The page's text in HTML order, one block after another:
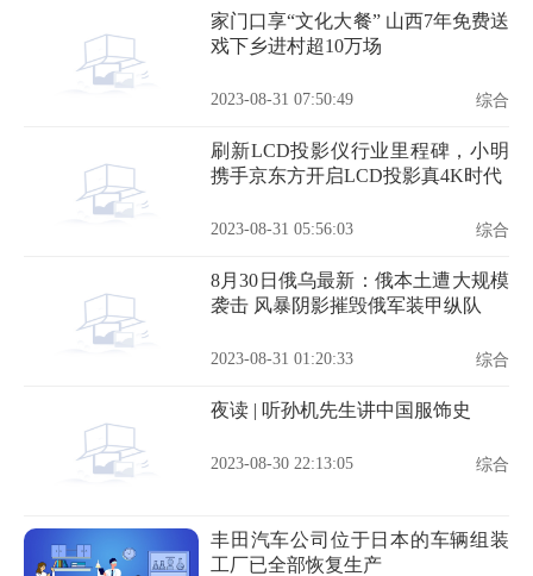
家门口享“文化大餐” 山西7年免费送
戏下乡进村超10万场
2023-08-31 07:50:49 综合
刷新LCD投影仪行业里程碑，小明
携手京东方开启LCD投影真4K时代
2023-08-31 05:56:03 综合
8月30日俄乌最新：俄本土遭大规模
袭击 风暴阴影摧毁俄军装甲纵队
2023-08-31 01:20:33 综合
夜读 | 听孙机先生讲中国服饰史
2023-08-30 22:13:05 综合
丰田汽车公司位于日本的车辆组装
工厂已全部恢复生产